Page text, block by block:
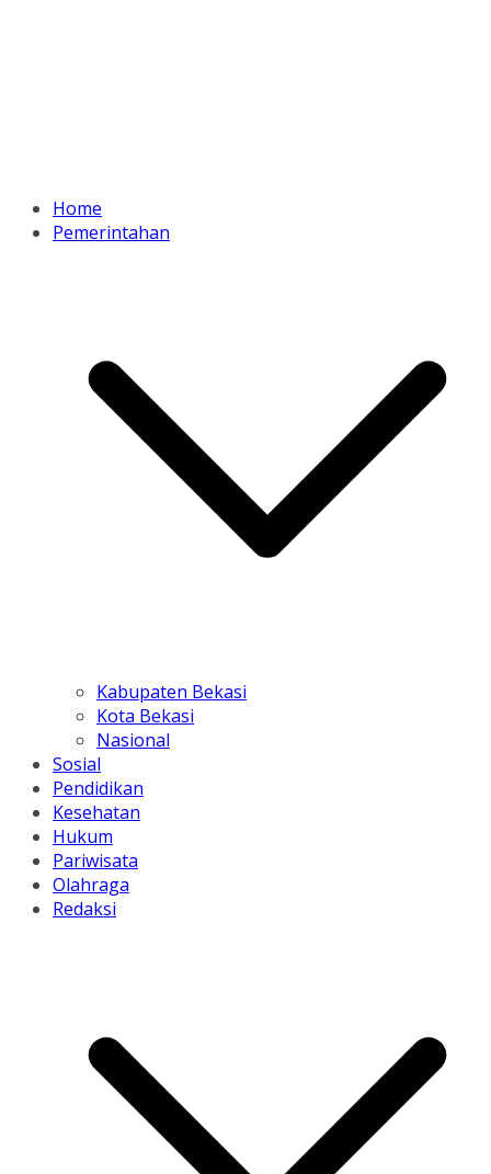
Home
Pemerintahan
Kabupaten Bekasi
Kota Bekasi
Nasional
Sosial
Pendidikan
Kesehatan
Hukum
Pariwisata
Olahraga
Redaksi